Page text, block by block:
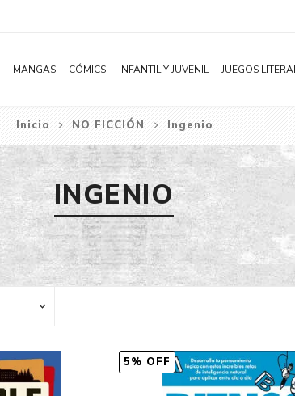
MANGAS
Novelas
Shonen
Shojo
Seinen
Josei
Yaoi / BL
Subcategoría
Aventura
Bélico
Ciencia ficción
Comedia
Distopía
Ecchi
Fantasía
CÓMICS INFANTIL Y JUVENIL
Literatura Infantil
Literatura Juvenil
JUEGOS
Inicio NO FICCIÓN Ingenio
INGENIO
5% OFF